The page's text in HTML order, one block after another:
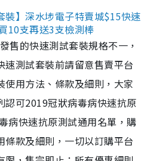
裝】深水埗電子特賣城$15快速
10支再送3支檢測棒
售的快速測試套裝規格不一，
速測試套裝前請留意售賣平台
使用方法、條款及細則，大家
認可2019冠狀病毒病快速抗原
病快速抗原測試通用名單，購
條款及細則，一切以訂購平台